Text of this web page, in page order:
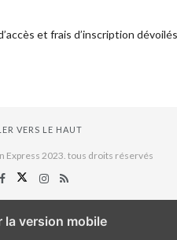
et frais d’inscription dévoilés
VERS LE HAUT
Express 2023. tous droits réservés
la version mobile